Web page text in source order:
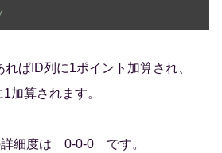
ばID列に1ポイント加算され、
加算されます。
詳細度は 0-0-0 です。